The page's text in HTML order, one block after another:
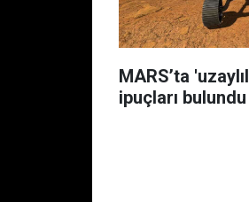
MARS’ta
ipuçları bulundu